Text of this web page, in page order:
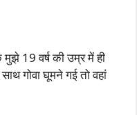
19 वर्ष की उम्र में ही
गोवा घूमने गई तो वहां